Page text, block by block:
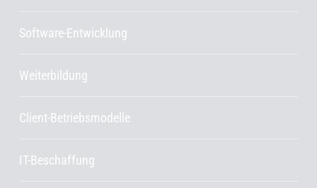
Software-Entwicklung
Weiterbildung
Client-Betriebsmodelle
IT-Beschaffung